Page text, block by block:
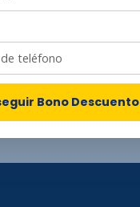
Bono Descuento